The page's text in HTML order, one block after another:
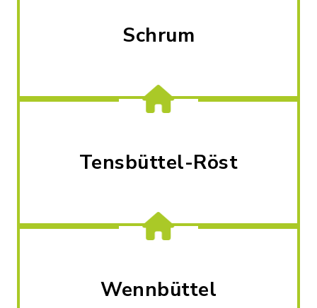
Schrum
Tensbüttel-Röst
Wennbüttel